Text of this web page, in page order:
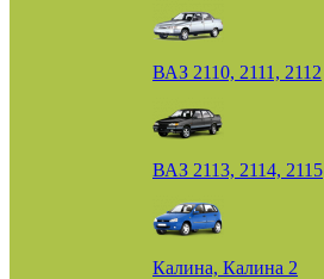
ВАЗ 2110, 2111, 2112
ВАЗ 2113, 2114, 2115
Калина, Калина 2